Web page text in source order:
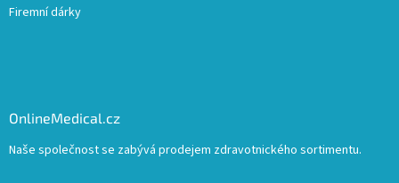
Firemní dárky
OnlineMedical.cz
Naše společnost se zabývá prodejem zdravotnického sortimentu.